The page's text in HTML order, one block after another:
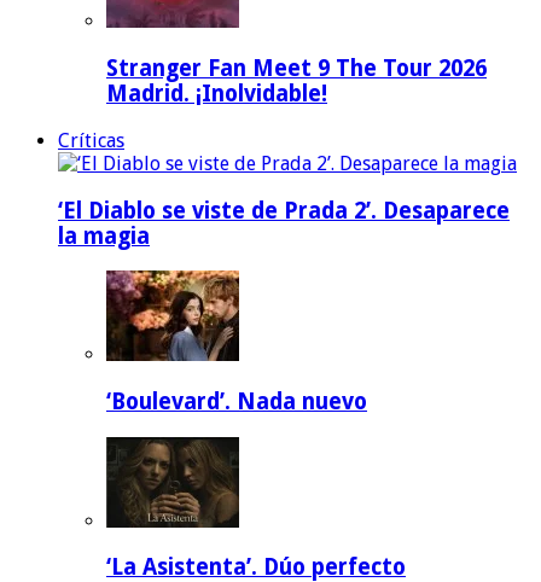
Stranger Fan Meet 9 The Tour 2026
Madrid. ¡Inolvidable!
Críticas
‘El Diablo se viste de Prada 2’. Desaparece
la magia
‘Boulevard’. Nada nuevo
‘La Asistenta’. Dúo perfecto